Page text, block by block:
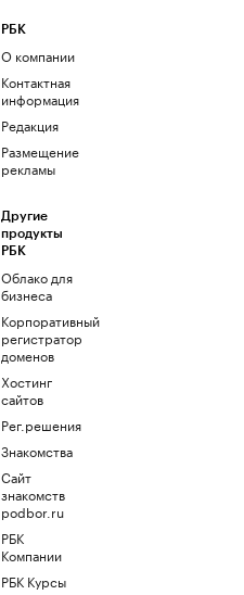
РБК
О компании
Контактная
информация
Редакция
Размещение
рекламы
Другие
продукты
РБК
Облако для
бизнеса
Корпоративный
регистратор
доменов
Хостинг
сайтов
Рег.решения
Знакомства
Сайт
знакомств
podbor.ru
РБК
Компании
РБК Курсы